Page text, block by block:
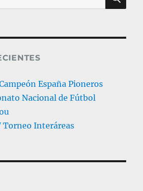
España Pioneros
Nacional de Fútbol
Torneo Interáreas